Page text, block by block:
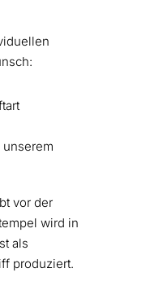
unserem
vor der
wird in
als
produziert.